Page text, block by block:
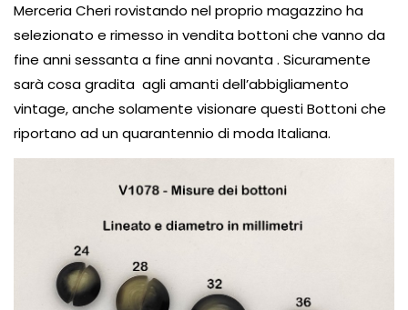
Merceria Cheri rovistando nel proprio magazzino ha
selezionato e rimesso in vendita bottoni che vanno da
fine anni sessanta a fine anni novanta . Sicuramente
sarà cosa gradita agli amanti dell’abbigliamento
vintage, anche solamente visionare questi Bottoni che
riportano ad un quarantennio di moda Italiana.